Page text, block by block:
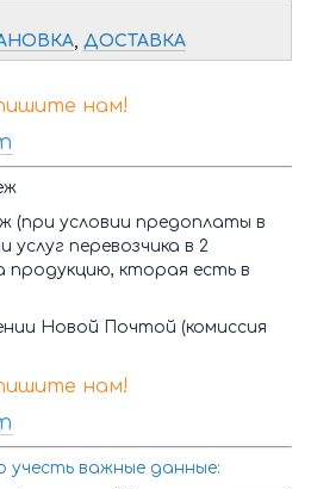
, ДОСТАВКА
нам!
(при условии предоплаты в
перевозчика в 2
продукцию, кторая есть в
Новой Почтой (комиссия
нам!
учесть важные данные: